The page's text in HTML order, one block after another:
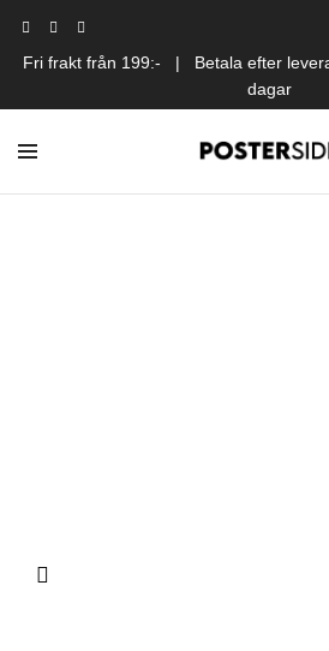
Fri frakt från 199:- | Betala efter
dagar